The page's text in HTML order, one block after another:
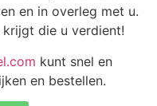
en in overleg met u.
die u verdient!
kunt snel en
en bestellen.